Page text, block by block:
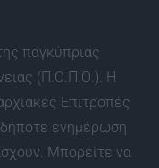
παγκύπριας
(Π.Ο.Π.Ο.). Η
Επιτροπές
ενημέρωση
Μπορείτε να